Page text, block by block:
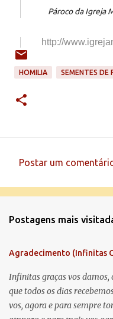
Pároco da Igreja
http://
HOMILIA SEMENTES DE
e
t
á
r
i
Postar um
Postagens mais
Agradecimento (Infinitas
Infinitas graças vos damos,
que todos os dias
vos, agora e para sempre